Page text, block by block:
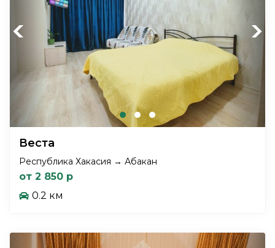
Previous Next
Веста
Республика Хакасия → Абакан
от 2 850 р
0.2 км